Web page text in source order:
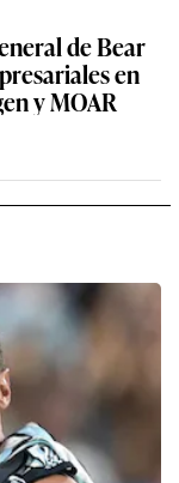
de Bear
en
y MOAR